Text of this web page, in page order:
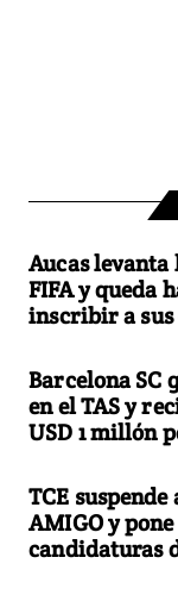
Aucas levanta
FIFA y queda
inscribir a
Barcelona SC
en el TAS y
USD 1 millón
TCE
AMIGO y
candidaturas